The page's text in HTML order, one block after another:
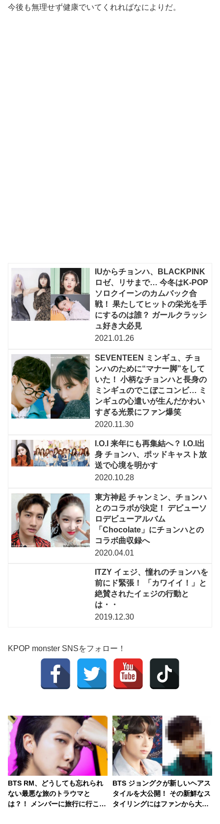
今後も無理せず健康でいてくれればなによりだ。
IUからチョンハ、BLACKPINK
ロゼ、リサまで… 今冬はK-POP
ソロクイーンのカムバック合
戦！ 果たしてヒットの栄光を手
にするのは誰？ ガールクラッシ
ュ好き大必見
2021.01.26
SEVENTEEN ミンギュ、チョ
ンハのために“マナー脚”をして
いた！ 小柄なチョンハと長身の
ミンギュのでこぼこコンビ… ミ
ンギュの心遣いが生んだかわい
すぎる光景にファン爆笑
2020.11.30
I.O.I 来年にも再集結へ？ I.O.I出
身 チョンハ、ポッドキャスト放
送で心境を明かす
2020.10.28
東方神起 チャンミン、チョンハ
とのコラボが決定！ デビューソ
ロデビューアルバム
「Chocolate」にチョンハとの
コラボ曲収録へ
2020.04.01
ITZY イェジ、憧れのチョンハを
前にド緊張！ 「カワイイ！」と
絶賛されたイェジの行動と
は・・
2019.12.30
KPOP monster SNSをフォロー！
BTS RM、どうしても忘れられ
ない最悪な旅のトラウマと
は？！ メンバーに旅行に行こう
BTS ジョングクが新しいヘアス
タイルを大公開！ その新鮮なス
タイリングにはファンから大絶